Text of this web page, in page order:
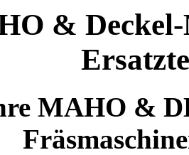
& Deckel-
MAHO &